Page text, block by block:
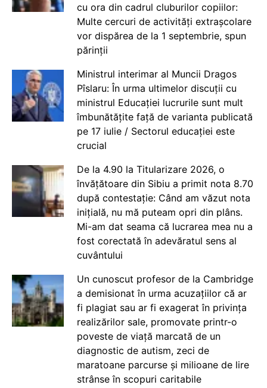
cu ora din cadrul cluburilor copiilor:
Multe cercuri de activități extrașcolare
vor dispărea de la 1 septembrie, spun
părinții
Ministrul interimar al Muncii Dragos
Pîslaru: În urma ultimelor discuții cu
ministrul Educației lucrurile sunt mult
îmbunătățite față de varianta publicată
pe 17 iulie / Sectorul educației este
crucial
De la 4.90 la Titularizare 2026, o
învățătoare din Sibiu a primit nota 8.70
după contestație: Când am văzut nota
inițială, nu mă puteam opri din plâns.
Mi-am dat seama că lucrarea mea nu a
fost corectată în adevăratul sens al
cuvântului
Un cunoscut profesor de la Cambridge
a demisionat în urma acuzațiilor că ar
fi plagiat sau ar fi exagerat în privința
realizărilor sale, promovate printr-o
poveste de viață marcată de un
diagnostic de autism, zeci de
maratoane parcurse și milioane de lire
strânse în scopuri caritabile